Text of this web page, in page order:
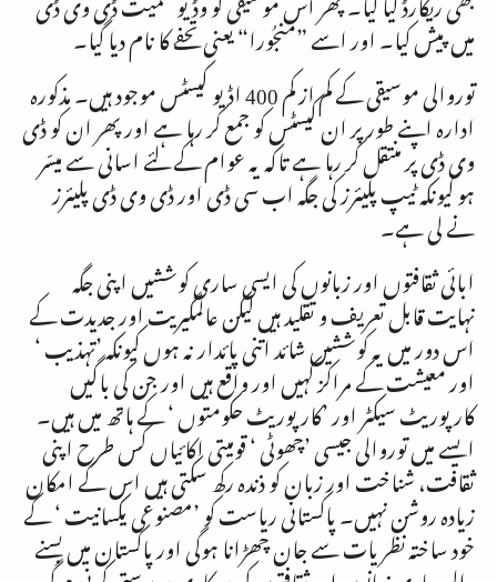
میں پیش کیا۔ اور اسے ”منجُورا“ یعنی تحفے کا نام دیا گیا۔
توروالی موسیقی کے کم از کم400اڈیو کیسٹس موجود ہیں۔ مذکورہ
ادارہ اپنے طور پر ان کیسٹس کو جمع کر رہا ہے اور پھر ان کو ڈی
وی ڈی پر منتقل کر رہا ہے تاکہ یہ عوام کے لئے اسانی سے میسّر
ہو کیونکہ ٹیپ پلیئرز کی جگہ اب سی ڈی اور ڈی وی ڈی پلیئرز
نے لی ہے۔
ابائی ثقافتوں اور زبانوں کی ایسی ساری کوششیں اپنی جگہ
نہایت قابل تعریف و تقلید ہیں لیکن عالمگیریت اور جدیدت کے
اس دور میں یہ کوششیں شائد اتنی پائدار نہ ہوں کیونکہ ’تہذیب ‘
اور معیشت کے مراکز کہیں اور واقع ہیں اور جن کی باگیں
کارپوریٹ سیکٹر اور ’کارپوریٹ حکومتوں ‘ کے ہاتھ میں ہیں۔
ایسے میں توروالی جیسی ’چھوٹی ‘ قومیتی اکائیاں کس طرح اپنی
ثقافت، شناخت اور زبان کو ذندہ رکھ سکتی ہیں اس کے امکان
زیادہ روشن نہیں۔ پاکستانی ریاست کو ’مصنوعی یکسانیت ‘ کے
خود ساختہ نظریات سے جان چھڑانا ہوگی اور پاکستان میں بسنے